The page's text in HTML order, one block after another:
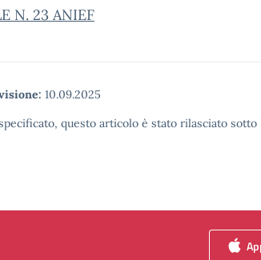
N. 23 ANIEF
10.09.2025
questo articolo è stato rilasciato